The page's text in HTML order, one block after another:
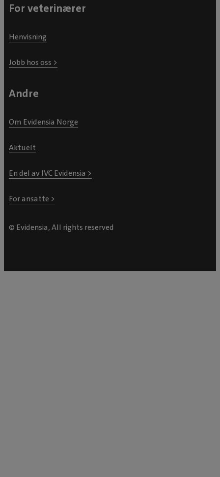
For veterinærer
Henvisning
Jobb hos oss >
Andre
Om Evidensia Norge
Aktuelt
En del av IVC Evidensia >
For ansatte >
© Evidensia, All rights reserved